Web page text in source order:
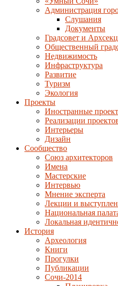
Администрация
Слушания
Документы
Градсовет и
Общественный
Недвижимость
Инфраструктура
Развитие
Туризм
Экология
Проекты
Иностранные
Реализации
Интерьеры
Дизайн
Сообщество
Союз архитекторов
Имена
Мастерские
Интервью
Мнение эксперта
Лекции и
Национальная
Локальная
История
Археология
Книги
Прогулки
Публикации
Сочи-2014